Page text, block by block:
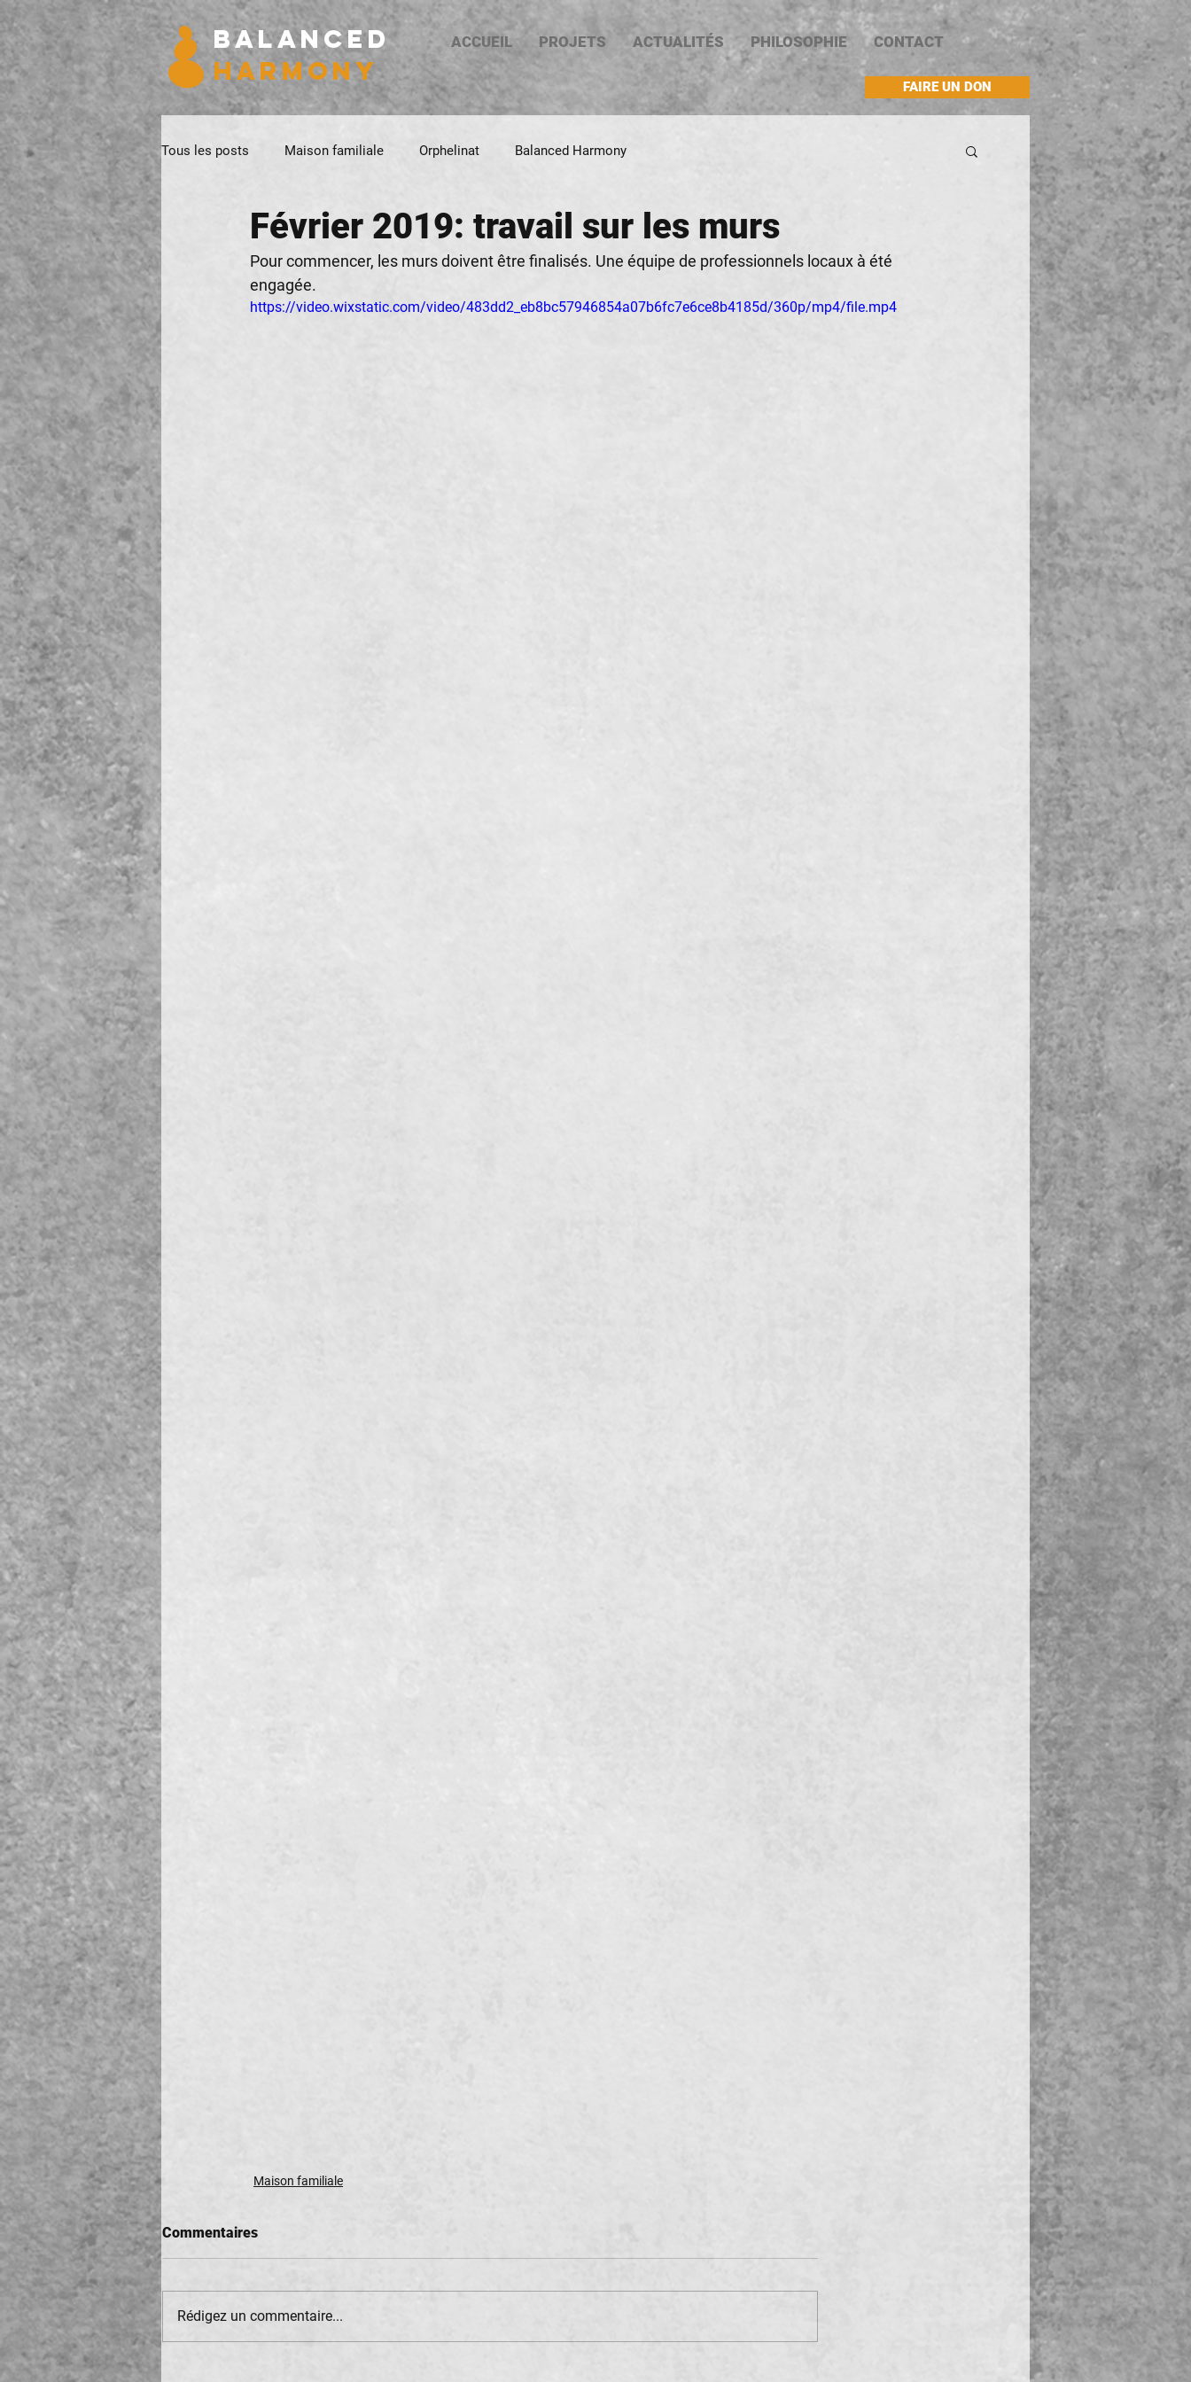
BALANCED
HARMONY
ACCUEIL PROJETS ACTUALITÉS PHILOSOPHIE CONTACT
FAIRE UN DON
Tous les posts Maison familiale Orphelinat Balanced Harmony
Février 2019: travail sur les murs
Pour commencer, les murs doivent être finalisés. Une équipe de professionnels locaux à été
engagée.
https://video.wixstatic.com/video/483dd2_eb8bc57946854a07b6fc7e6ce8b4185d/360p/mp4/file.mp4
Maison familiale
Commentaires
Rédigez un commentaire...